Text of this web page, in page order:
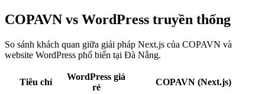
COPAVN vs WordPress truyền thống
So sánh khách quan giữa giải pháp Next.js của COPAVN và
website WordPress phổ biến tại Đà Nẵng.
Tiêu chí
WordPress giá
rẻ
COPAVN (Next.js)